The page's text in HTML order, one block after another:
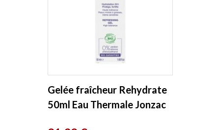
Gelée fraîcheur Rehydrate
50ml Eau Thermale Jonzac